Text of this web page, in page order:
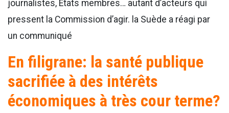
journalistes, Etats membres… autant d’acteurs qui
pressent la Commission d’agir. la Suède a réagi par
un communiqué
En filigrane: la santé publique
sacrifiée à des intérêts
économiques à très cour terme?